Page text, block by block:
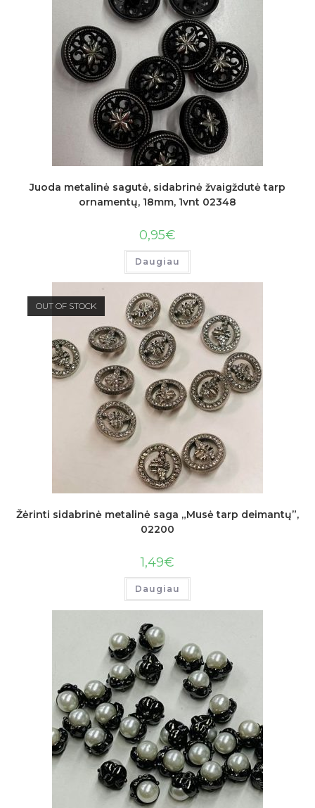
Juoda metalinė sagutė, sidabrinė žvaigždutė tarp
ornamentų, 18mm, 1vnt 02348
0,95€
Daugiau
OUT OF STOCK
Žėrinti sidabrinė metalinė saga „Musė tarp deimantų”,
02200
1,49€
Daugiau